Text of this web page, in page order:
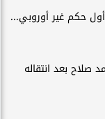
حكم غير أوروبي...
صلاح بعد انتقاله